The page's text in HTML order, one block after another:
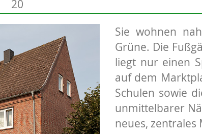
20
Sie wohnen
Grüne. Die
liegt nur einen
auf dem
Schulen sowie
unmittelbarer
neues, zentrales